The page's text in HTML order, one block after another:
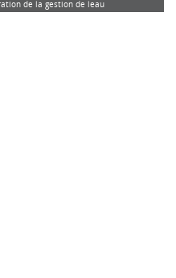
de la gestion de leau